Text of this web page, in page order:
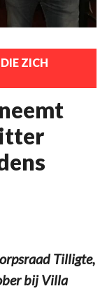
ZICH
Tilligte,
bij Villa